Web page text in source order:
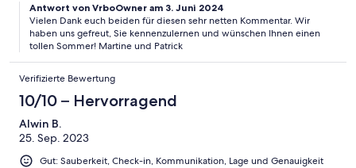
letzten Meter bis zum Anwesen zu fahren. Das daraus
entstehende Problem mit dem Parkkplatz und des
Koffertransportes wurden im handumdrehen gelöst. Für die
Hilfsbereitschaft und freundliche Betreuung sind wir sehr
dankbar. Dieser Urlaub hat bei uns einen sehr positiven Eindruck
vom Gastgeber und Land hinterlassen.
Antwort von VrboOwner am 3. Juni 2024
Vielen Dank euch beiden für diesen sehr netten Kommentar. Wir
haben uns gefreut, Sie kennenzulernen und wünschen Ihnen einen
tollen Sommer! Martine und Patrick
Verifizierte Bewertung
10/10 – Hervorragend
Alwin B.
25. Sep. 2023
Gut: Sauberkeit, Check-in, Kommunikation, Lage und Genauigkeit